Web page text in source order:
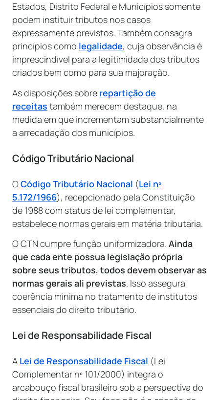
Estados, Distrito Federal e Municípios somente
podem instituir tributos nos casos
expressamente previstos. Também consagra
princípios como legalidade, cuja observância é
imprescindível para a legitimidade dos tributos
criados bem como para sua majoração.
As disposições sobre repartição de
receitas também merecem destaque, na
medida em que incrementam substancialmente
a arrecadação dos municípios.
Código Tributário Nacional
OCódigo Tributário Nacional (Lei nº
5.172/1966), recepcionado pela Constituição
de 1988 com status de lei complementar,
estabelece normas gerais em matéria tributária.
O CTN cumpre função uniformizadora. Ainda
que cada ente possua legislação própria
sobre seus tributos, todos devem observar as
normas gerais ali previstas. Isso assegura
coerência mínima no tratamento de institutos
essenciais do direito tributário.
Lei de Responsabilidade Fiscal
A Lei de Responsabilidade Fiscal (Lei
Complementar nº 101/2000) integra o
arcabouço fiscal brasileiro sob a perspectiva do